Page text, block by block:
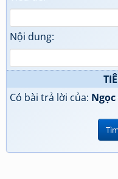
Nội dung:
Có bài trả lời của: